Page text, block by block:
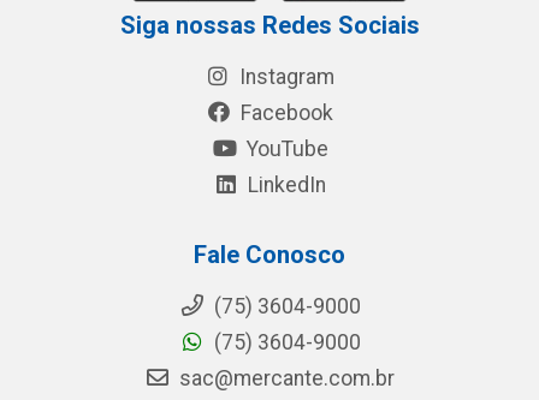
Siga nossas Redes Sociais
Instagram
Facebook
YouTube
LinkedIn
Fale Conosco
(75) 3604-9000
(75) 3604-9000
sac@mercante.com.br